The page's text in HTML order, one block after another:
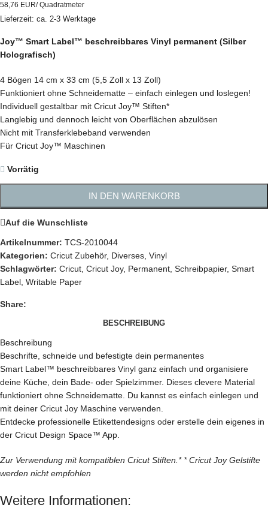
58,76 EUR/ Quadratmeter
Lieferzeit: ca. 2-3 Werktage
Joy™ Smart Label™ beschreibbares Vinyl permanent (Silber
Holografisch)
4 Bögen 14 cm x 33 cm (5,5 Zoll x 13 Zoll)
Funktioniert ohne Schneidematte – einfach einlegen und loslegen!
Individuell gestaltbar mit Cricut Joy™ Stiften*
Langlebig und dennoch leicht von Oberflächen abzulösen
Nicht mit Transferklebeband verwenden
Für Cricut Joy™ Maschinen
Vorrätig
IN DEN WARENKORB
Auf die Wunschliste
Artikelnummer: TCS-2010044
Kategorien: Cricut Zubehör, Diverses Vinyl
Schlagwörter: Cricut Cricut Joy, Permanent Schreibpapier, Smart
Label Writable Paper
Share:
BESCHREIBUNG
Beschreibung
Beschrifte, schneide und befestigte dein permanentes
Smart Label™ beschreibbares Vinyl ganz einfach und organisiere
deine Küche, dein Bade- oder Spielzimmer. Dieses clevere Material
funktioniert ohne Schneidematte. Du kannst es einfach einlegen und
mit deiner Cricut Joy Maschine verwenden.
Entdecke professionelle Etikettendesigns oder erstelle dein eigenes in
der Cricut Design Space™ App.
Zur Verwendung mit kompatiblen Cricut Stiften.* * Cricut Joy Gelstifte
werden nicht empfohlen
Weitere Informationen: